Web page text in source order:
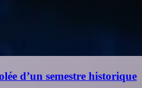
d’un semestre historique